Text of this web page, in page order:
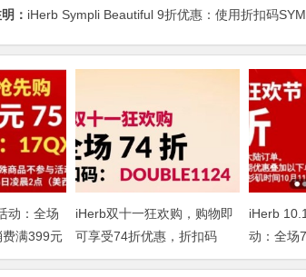
： iHerb Sympli Beautiful 9折优惠：使用折扣码
动：全场
满399元
iHerb双十一狂欢购，购物即
可享受74折优惠，折扣码
DOUBLE1124
iHerb
动：全场